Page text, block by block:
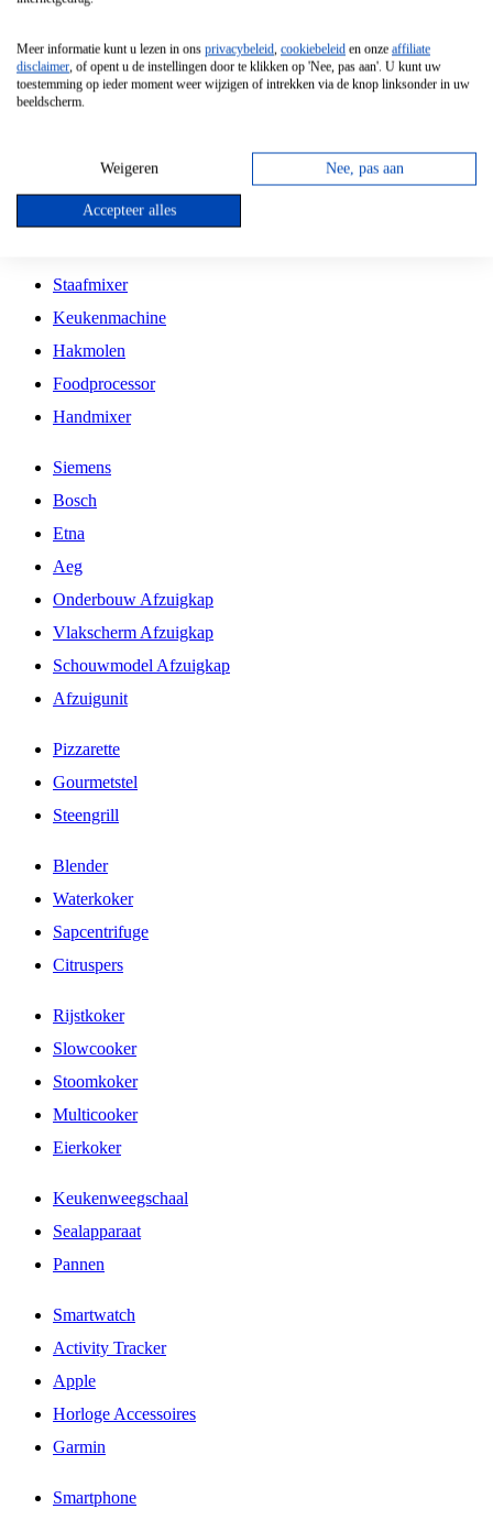
Vrijstaande Magnetron
Vrijstaande Kookplaat
Inbouw Gaskookplaat
Inbouw Keramische Kookplaat
Kookplaat Accessoires
Staafmixer
Keukenmachine
Hakmolen
Foodprocessor
Handmixer
Siemens
Bosch
Etna
Aeg
Onderbouw Afzuigkap
Vlakscherm Afzuigkap
Schouwmodel Afzuigkap
Afzuigunit
Pizzarette
Gourmetstel
Steengrill
Blender
Waterkoker
Sapcentrifuge
Citruspers
Rijstkoker
Slowcooker
Stoomkoker
Multicooker
Eierkoker
Keukenweegschaal
Sealapparaat
Pannen
Smartwatch
Activity Tracker
Apple
Horloge Accessoires
Garmin
Smartphone
Meer informatie kunt u lezen in ons privacybeleid, cookiebeleid en onze affiliate
disclaimer, of opent u de instellingen door te klikken op 'Nee, pas aan'. U kunt uw
toestemming op ieder moment weer wijzigen of intrekken via de knop linksonder in uw
beeldscherm.
Weigeren Nee, pas aan
Accepteer alles